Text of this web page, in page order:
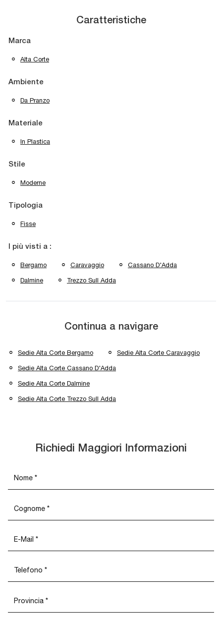
Caratteristiche
Marca
Alta Corte
Ambiente
Da Pranzo
Materiale
In Plastica
Stile
Moderne
Tipologia
Fisse
I più visti a :
Bergamo Caravaggio Cassano D'Adda
Dalmine Trezzo Sull Adda
Continua a navigare
Sedie Alta Corte Bergamo Sedie Alta Corte Caravaggio
Sedie Alta Corte Cassano D'Adda
Sedie Alta Corte Dalmine
Sedie Alta Corte Trezzo Sull Adda
Richiedi Maggiori Informazioni